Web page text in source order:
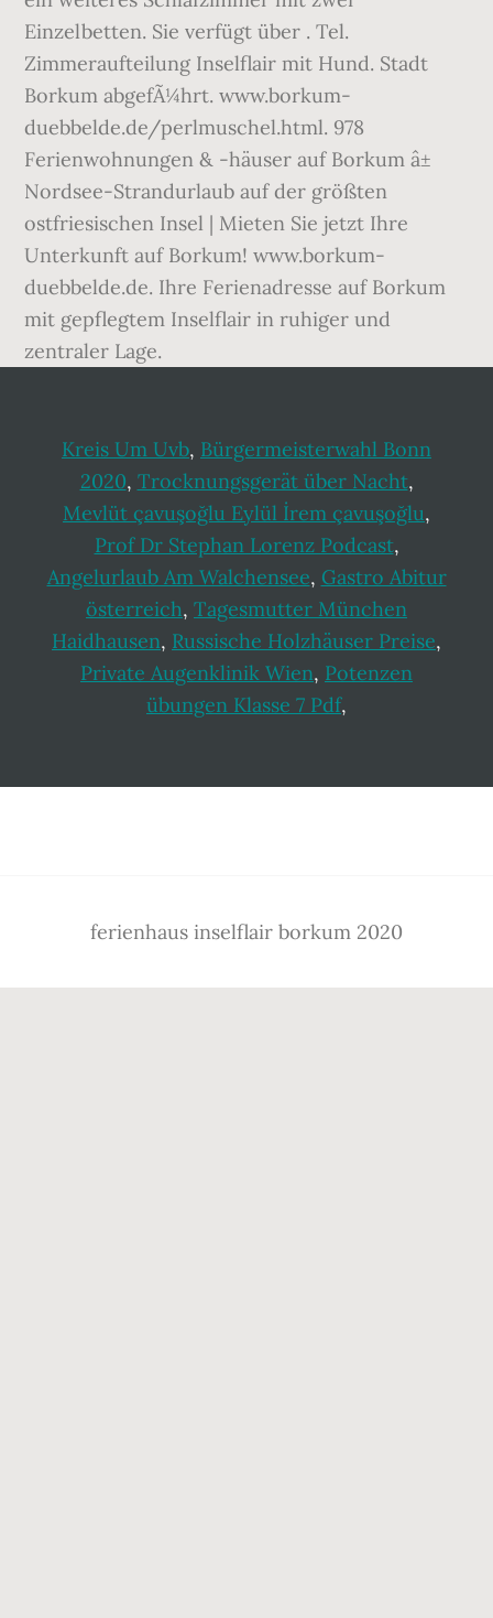
Kreis Um Uvb, Bürgermeisterwahl Bonn
2020, Trocknungsgerät über Nacht,
Mevlüt çavuşoğlu Eylül İrem çavuşoğlu,
Prof Dr Stephan Lorenz Podcast,
Angelurlaub Am Walchensee, Gastro Abitur
österreich, Tagesmutter München
Haidhausen, Russische Holzhäuser Preise,
Private Augenklinik Wien, Potenzen
übungen Klasse 7 Pdf,
ferienhaus inselflair borkum 2020